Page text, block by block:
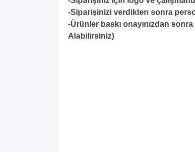
-Siparişinizi verdikten sonra
-Ürünler baskı onayınızdan
Alabilirsiniz)